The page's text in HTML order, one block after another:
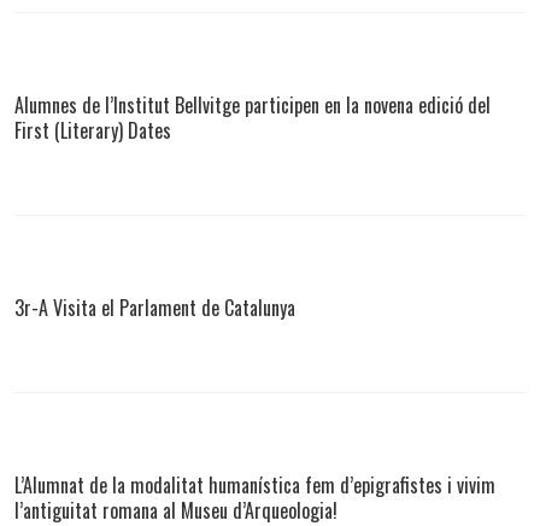
Alumnes de l’Institut Bellvitge participen en la novena edició del
First (Literary) Dates
3r-A Visita el Parlament de Catalunya
L’Alumnat de la modalitat humanística fem d’epigrafistes i vivim
l’antiguitat romana al Museu d’Arqueologia!